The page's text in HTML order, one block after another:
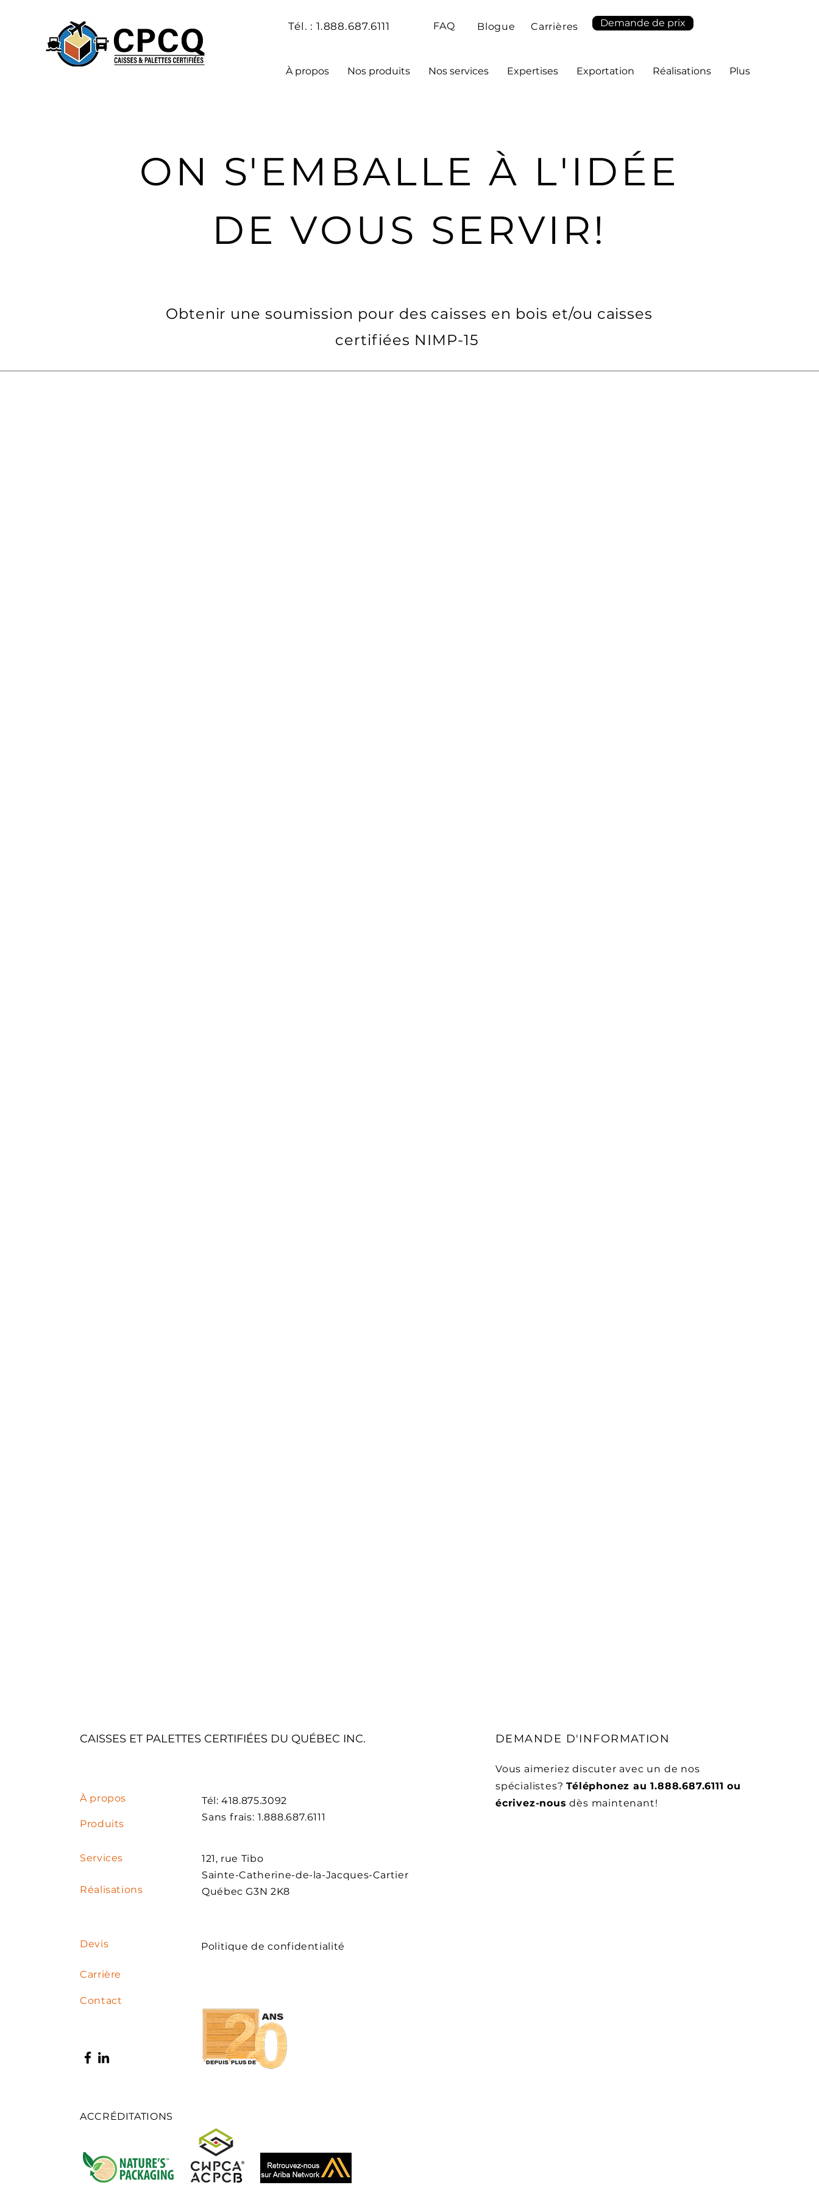
Tél. : 1.888.687.6111 FAQ Blogue Carrières Demande de prix
À propos Nos produits Nos services Expertises Exportation Réalisations Plus
ON S'EMBALLE À L'IDÉE
DE VOUS SERVIR!
Obtenir une soumission pour des caisses en bois et/ou caisses
certifiées NIMP-15
CAISSES ET PALETTES CERTIFIÉES DU QUÉBEC INC.
À propos
Produits
Services
Réalisations
Tél: 418.875.3092
Sans frais: 1.888.687.6111
121, rue Tibo
Sainte-Catherine-de-la-Jacques-Cartier
Québec G3N 2K8
Devis Politique de confidentialité
Carrière
Contact
ACCRÉDITATIONS
DEMANDE D'INFORMATION
Vous aimeriez discuter avec un de nos
spécialistes?Téléphonez au 1.888.687.6111 ou
écrivez-nous dès maintenant!